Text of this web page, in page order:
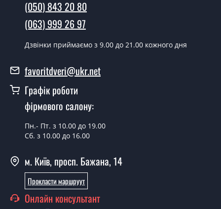
(050) 843 20 80
(063) 999 26 97
Дзвінки приймаємо з 9.00 до 21.00 кожного дня
favoritdveri@ukr.net
Графік роботи
фірмового салону:
Пн.- Пт. з 10.00 до 19.00
Сб. з 10.00 до 16.00
м. Київ, просп. Бажана, 14
Прокласти маршруут
Онлайн консультант